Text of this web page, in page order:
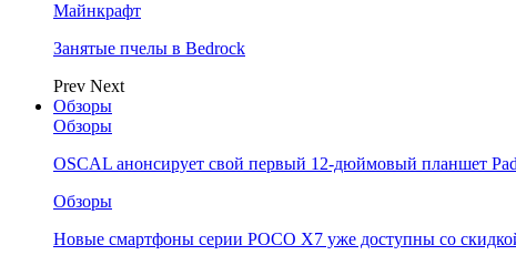
Майнкрафт
Занятые пчелы в Bedrock
Prev Next
Обзоры
Обзоры
OSCAL анонсирует свой первый 12-дюймовый планшет
Обзоры
Новые смартфоны серии POCO X7 уже доступны со